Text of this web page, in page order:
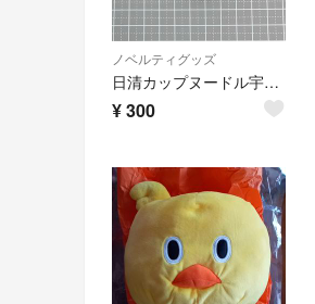
ノベルティグッズ
日清カップヌードル宇宙人
¥300